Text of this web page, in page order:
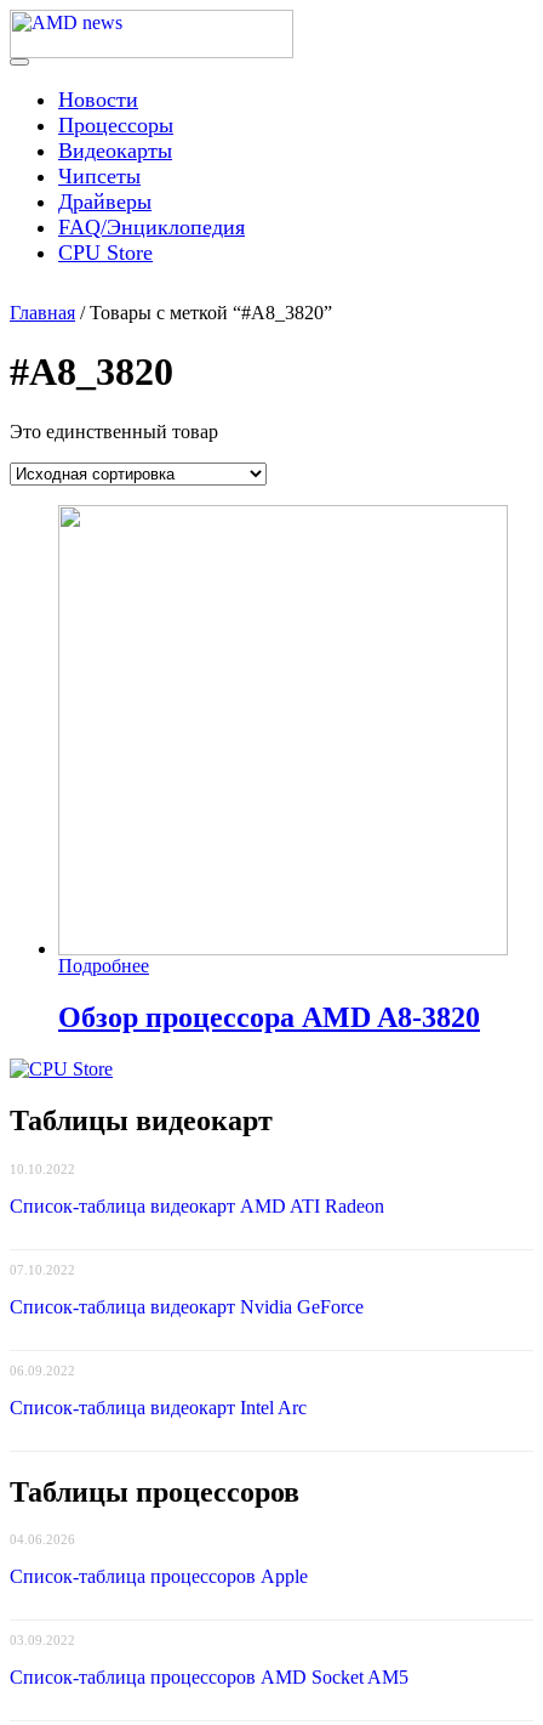
Skip
content
AMD news
Menu
Новости
Процессоры
Видеокарты
Чипсеты
Драйверы
FAQ/Энциклопедия
CPU Store
Главная / Товары с меткой “#A8_3820”
#A8_3820
Это единственный товар
Подробнее
Обзор процессора AMD A8-3820
Таблицы видеокарт
10.10.2022
Список-таблица видеокарт AMD ATI Radeon
07.10.2022
Список-таблица видеокарт Nvidia GeForce
06.09.2022
Список-таблица видеокарт Intel Arc
Таблицы процессоров
04.06.2026
Список-таблица процессоров Apple
03.09.2022
Список-таблица процессоров AMD Socket AM5